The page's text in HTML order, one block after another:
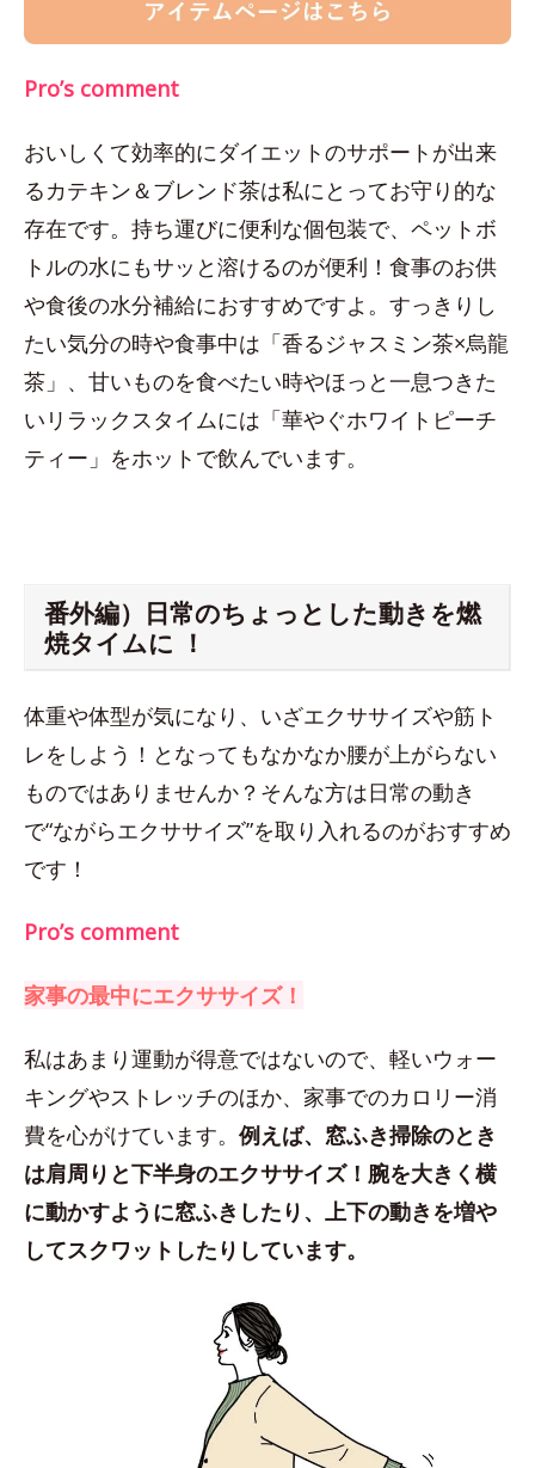
Pro’s comment
おいしくて効率的にダイエットのサポートが出来
るカテキン＆ブレンド茶は私にとってお守り的な
存在です。持ち運びに便利な個包装で、ペットボ
トルの水にもサッと溶けるのが便利！食事のお供
や食後の水分補給におすすめですよ。すっきりし
たい気分の時や食事中は「香るジャスミン茶×烏龍
茶」、甘いものを食べたい時やほっと一息つきた
いリラックスタイムには「華やぐホワイトピーチ
ティー」をホットで飲んでいます。
番外編）日常のちょっとした動きを燃
焼タイムに ！
体重や体型が気になり、いざエクササイズや筋ト
レをしよう！となってもなかなか腰が上がらない
ものではありませんか？そんな方は日常の動き
で“ながらエクササイズ”を取り入れるのがおすすめ
です！
Pro’s comment
家事の最中にエクササイズ！
私はあまり運動が得意ではないので、軽いウォー
キングやストレッチのほか、家事でのカロリー消
費を心がけています。 例えば、窓ふき掃除のとき
は肩周りと下半身のエクササイズ！腕を大きく横
に動かすように窓ふきしたり、上下の動きを増や
してスクワットしたりしています。